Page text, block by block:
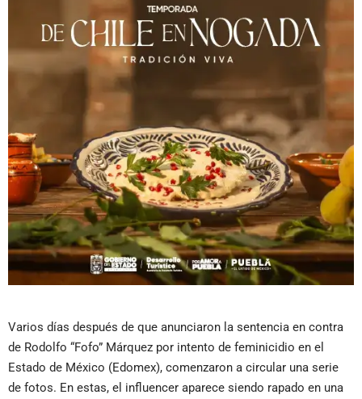
Varios días después de que anunciaron la sentencia en contra
de Rodolfo “Fofo” Márquez por intento de feminicidio en el
Estado de México (Edomex), comenzaron a circular una serie
de fotos. En estas, el influencer aparece siendo rapado en una